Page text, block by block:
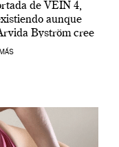
de VEIN 4,
aunque
Byström cree
[…]